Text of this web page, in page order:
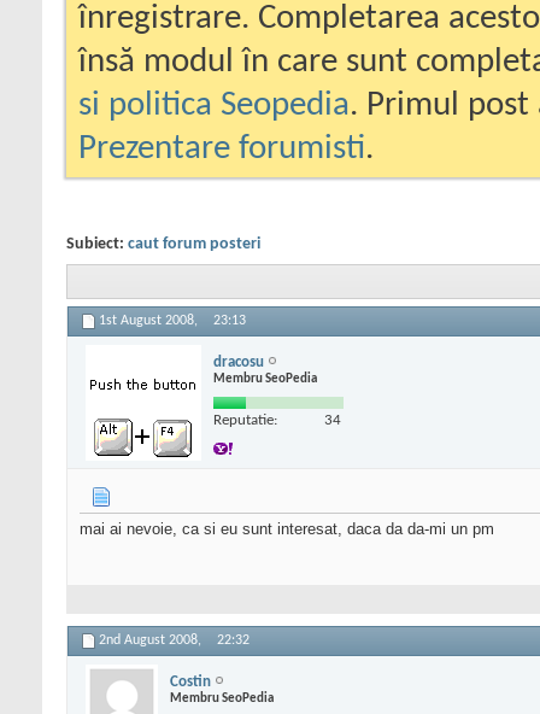
înregistrare. Completarea
însă modul în care sunt
si politica Seopedia. Primul
Prezentare forumisti.
Subiect: caut forum posteri
1st August 2008, 23:13
dracosu
Membru SeoPedia
Reputatie: 34
mai ai nevoie, ca si eu sunt interesat, daca da da-mi un pm
2nd August 2008, 22:32
Costin
Membru SeoPedia